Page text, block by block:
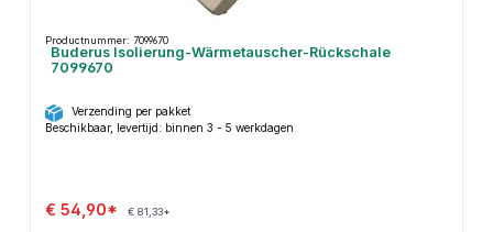
Productnummer: 7099670
Buderus Isolierung-Wärmetauscher-Rückschale
7099670
Verzending per pakket
Beschikbaar, levertijd: binnen 3 - 5 werkdagen
€ 54,90* € 81,33*